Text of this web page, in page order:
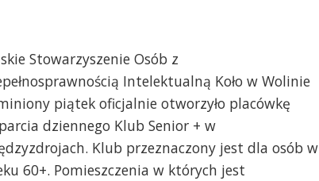
Stowarzyszenie Osób z
Intelektualną Koło w Wolinie
piątek oficjalnie otworzyło placówkę
dziennego Klub Senior + w
Klub przeznaczony jest dla osób w
60+. Pomieszczenia w których jest